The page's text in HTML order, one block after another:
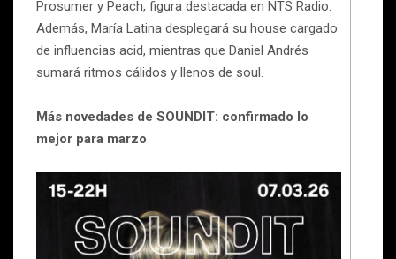
Prosumer y Peach, figura destacada en NTS Radio.
Además, María Latina desplegará su house cargado
de influencias acid, mientras que Daniel Andrés
sumará ritmos cálidos y llenos de soul.
Más novedades de SOUNDIT: confirmado lo
mejor para marzo